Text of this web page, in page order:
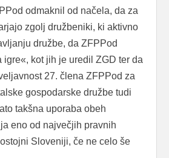
odmaknil od načela, da za
zgolj družbeniki, ki aktivno
družbe, da ZFPPod
kot jih je uredil ZGD ter da
27. člena ZFPPod za
gospodarske družbe tudi
takšna uporaba obeh
eno od največjih pravnih
Sloveniji, če ne celo še